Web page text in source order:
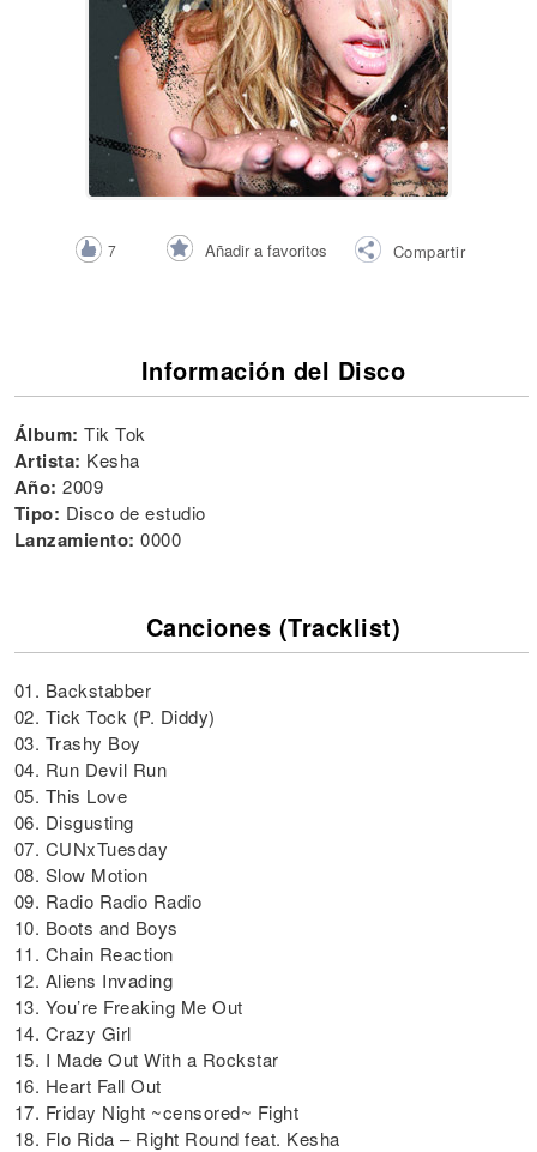
7 Añadir a favoritos Compartir
Información del Disco
Álbum: Tik Tok
Artista: Kesha
Año: 2009
Tipo: Disco de estudio
Lanzamiento: 0000
Canciones (Tracklist)
01. Backstabber
02. Tick Tock (P. Diddy)
03. Trashy Boy
04. Run Devil Run
05. This Love
06. Disgusting
07. CUNxTuesday
08. Slow Motion
09. Radio Radio Radio
10. Boots and Boys
11. Chain Reaction
12. Aliens Invading
13. You’re Freaking Me Out
14. Crazy Girl
15. I Made Out With a Rockstar
16. Heart Fall Out
17. Friday Night ~censored~ Fight
18. Flo Rida – Right Round feat. Kesha